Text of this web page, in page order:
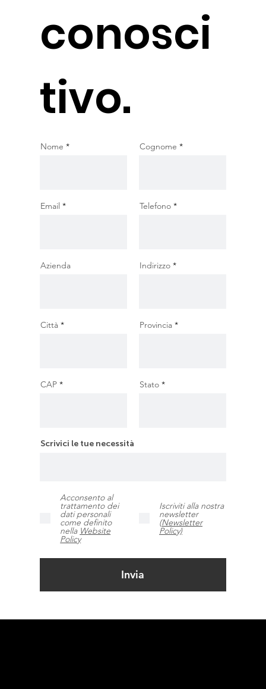
conosci
tivo.
Nome Cognome
Email Telefono
Invia
Azienda Indirizzo
Città Provincia
CAP Stato
Scrivici le tue necessità
Acconsento al
trattamento dei
dati personali
come definito
nella Website
Policy
Iscriviti alla nostra
newsletter
(Newsletter
Policy)